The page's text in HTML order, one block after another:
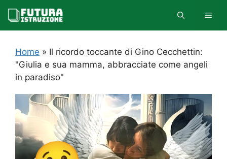
contenuto
Home » Il ricordo toccante di Gino Cecchettin:
"Giulia e sua mamma, abbracciate come angeli
in paradiso"